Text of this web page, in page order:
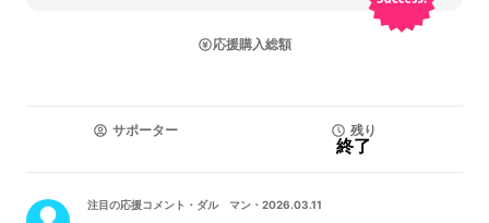
応援購入総額
サポーター 残り
終了
注目の応援コメント ・ ダル マン ・ 2026.03.11